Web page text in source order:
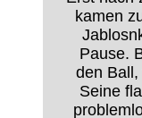
kamen
Pause.
den
Seine